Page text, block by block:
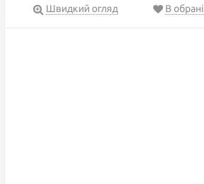
Швидкий огляд В обрані